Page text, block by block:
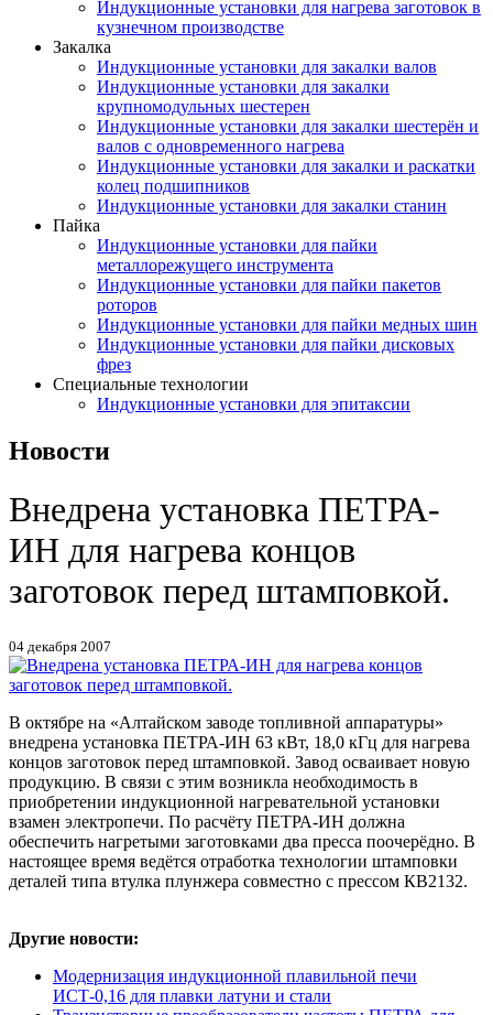
Индукционные установки для нагрева заготовок в
кузнечном производстве
Закалка
Индукционные установки для закалки валов
Индукционные установки для закалки
крупномодульных шестерен
Индукционные установки для закалки шестерён и
валов с одновременного нагрева
Индукционные установки для закалки и раскатки
колец подшипников
Индукционные установки для закалки станин
Пайка
Индукционные установки для пайки
металлорежущего инструмента
Индукционные установки для пайки пакетов
роторов
Индукционные установки для пайки медных шин
Индукционные установки для пайки дисковых
фрез
Специальные технологии
Индукционные установки для эпитаксии
Новости
Внедрена установка ПЕТРА-
ИН для нагрева концов
заготовок перед штамповкой.
04 декабря 2007
В октябре на «Алтайском заводе топливной аппаратуры»
внедрена установка ПЕТРА-ИН 63 кВт, 18,0 кГц для нагрева
концов заготовок перед штамповкой. Завод осваивает новую
продукцию. В связи с этим возникла необходимость в
приобретении индукционной нагревательной установки
взамен электропечи. По расчёту ПЕТРА-ИН должна
обеспечить нагретыми заготовками два пресса поочерёдно. В
настоящее время ведётся отработка технологии штамповки
деталей типа втулка плунжера совместно с прессом КВ2132.
Другие новости:
Модернизация индукционной плавильной печи
ИСТ-0,16 для плавки латуни и стали